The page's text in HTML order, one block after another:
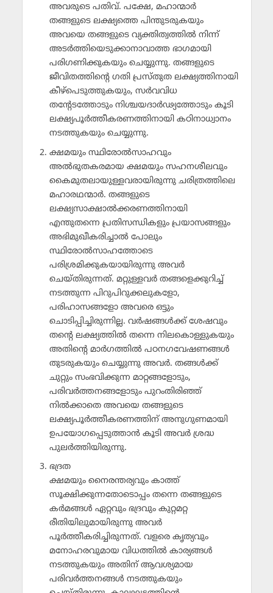
അവരുടെ പതിവ്. പക്ഷേ, മഹാന്മാര്‍
തങ്ങളുടെ ലക്ഷ്യത്തെ പിന്തുടരുകയും
അവയെ തങ്ങളുടെ വ്യക്തിത്വത്തില്‍ നിന്ന്
അടര്‍ത്തിയെടുക്കാനാവാത്ത ഭാഗമായി
പരിഗണിക്കുകയും ചെയ്യുന്നു. തങ്ങളുടെ
ജീവിതത്തിന്റെ ഗതി പ്രസ്തുത ലക്ഷ്യത്തിനായി
കീഴ്‌പെടുത്തുകയും, സര്‍വവിധ
തന്റേടത്തോടും നിശ്ചയദാര്‍ഢ്യത്തോടും കൂടി
ലക്ഷ്യപൂര്‍ത്തീകരണത്തിനായി കഠിനാധ്വാനം
നടത്തുകയും ചെയ്യുന്നു.
ക്ഷമയും സ്ഥിരോല്‍സാഹവും
അല്‍ഭുതകരമായ ക്ഷമയും സഹനശീലവും
കൈമുതലായുള്ളവരായിരുന്നു ചരിത്രത്തിലെ
മഹാരഥന്മാര്‍. തങ്ങളുടെ
ലക്ഷ്യസാക്ഷാല്‍ക്കരണത്തിനായി
എന്തുതന്നെ പ്രതിസന്ധികളും പ്രയാസങ്ങളും
അഭിമുഖീകരിച്ചാല്‍ പോലും
സ്ഥിരോല്‍സാഹത്തോടെ
പരിശ്രമിക്കുകയായിരുന്നു അവര്‍
ചെയ്തിരുന്നത്. മറ്റുള്ളവര്‍ തങ്ങളെക്കുറിച്ച്
നടത്തുന്ന പിറുപിറുക്കലുകളോ,
പരിഹാസങ്ങളോ അവരെ ഒട്ടും
ചൊടിപ്പിച്ചിരുന്നില്ല. വര്‍ഷങ്ങള്‍ക്ക് ശേഷവും
തന്റെ ലക്ഷ്യത്തില്‍ തന്നെ നിലകൊള്ളുകയും
അതിന്റെ മാര്‍ഗത്തില്‍ പഠനഗവേഷണങ്ങള്‍
തുടരുകയും ചെയ്യുന്നു അവര്‍. തങ്ങള്‍ക്ക്
ചുറ്റും സംഭവിക്കുന്ന മാറ്റങ്ങളോടും,
പരിവര്‍ത്തനങ്ങളോടും പുറംതിരിഞ്ഞ്
നില്‍ക്കാതെ അവയെ തങ്ങളുടെ
ലക്ഷ്യപൂര്‍ത്തീകരണത്തിന് അനുഗുണമായി
ഉപയോഗപ്പെടുത്താന്‍ കൂടി അവര്‍ ശ്രദ്ധ
പുലര്‍ത്തിയിരുന്നു.
ഭദ്രത
ക്ഷമയും നൈരന്തര്യവും കാത്ത്
സൂക്ഷിക്കുന്നതോടൊപ്പം തന്നെ തങ്ങളുടെ
കര്‍മങ്ങള്‍ ഏറ്റവും ഭദ്രവും കുറ്റമറ്റ
രീതിയിലുമായിരുന്നു അവര്‍
പൂര്‍ത്തീകരിച്ചിരുന്നത്. വളരെ കൃത്യവും
മനോഹരവുമായ വിധത്തില്‍ കാര്യങ്ങള്‍
നടത്തുകയും അതിന് ആവശ്യമായ
പരിവര്‍ത്തനങ്ങള്‍ നടത്തുകയും